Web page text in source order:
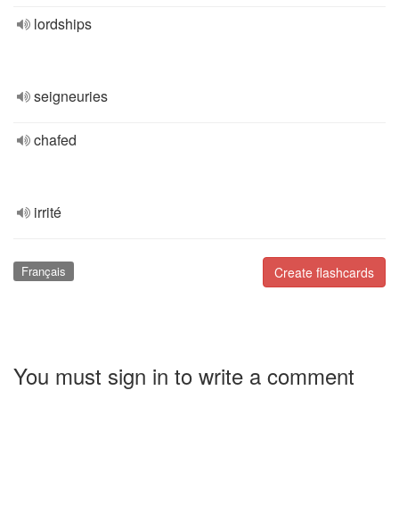
lordships
seigneuries
chafed
irrité
Create flashcards
Français
You must sign in to write a comment